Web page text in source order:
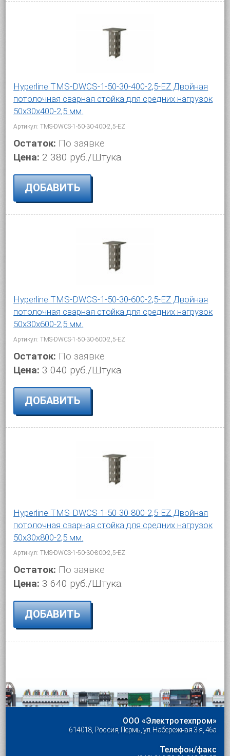
Hyperline TMS-DWCS-1-50-30-400-2,5-EZ Двойная
потолочная сварная стойка для средних нагрузок
50х30х400-2,5 мм.
Артикул: TMS-DWCS-1-50-30-400-2,5-EZ
Остаток: По заявке
Цена: 2 380 руб./Штука.
ДОБАВИТЬ
Hyperline TMS-DWCS-1-50-30-600-2,5-EZ Двойная
потолочная сварная стойка для средних нагрузок
50х30х600-2,5 мм.
Артикул: TMS-DWCS-1-50-30-600-2,5-EZ
Остаток: По заявке
Цена: 3 040 руб./Штука.
ДОБАВИТЬ
Hyperline TMS-DWCS-1-50-30-800-2,5-EZ Двойная
потолочная сварная стойка для средних нагрузок
50х30х800-2,5 мм.
Артикул: TMS-DWCS-1-50-30-800-2,5-EZ
Остаток: По заявке
Цена: 3 640 руб./Штука.
ДОБАВИТЬ
ООО «Электротехпром»
614018, Россия, Пермь, ул. Набережная 3-я, 46а
Телефон/факс